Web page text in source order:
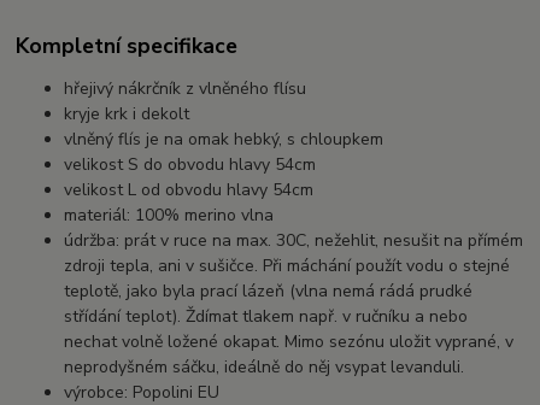
Kompletní specifikace
hřejivý nákrčník z vlněného flísu
kryje krk i dekolt
vlněný flís je na omak hebký, s chloupkem
velikost S do obvodu hlavy 54cm
velikost L od obvodu hlavy 54cm
materiál: 100% merino vlna
údržba: prát v ruce na max. 30C, nežehlit, nesušit na přímém
zdroji tepla, ani v sušičce. Při máchání použít vodu o stejné
teplotě, jako byla prací lázeň (vlna nemá rádá prudké
střídání teplot). Ždímat tlakem např. v ručníku a nebo
nechat volně ložené okapat. Mimo sezónu uložit vyprané, v
neprodyšném sáčku, ideálně do něj vsypat levanduli.
výrobce: Popolini EU